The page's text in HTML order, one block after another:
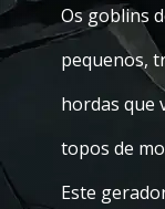
Os goblins
pequenos,
hordas que
topos de
Este